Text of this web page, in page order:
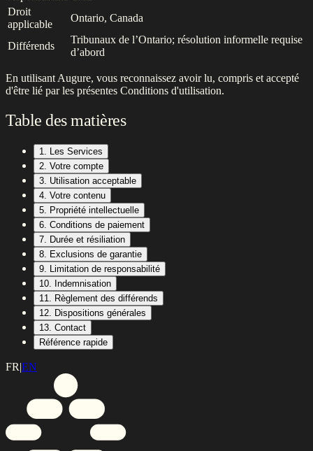
Droit
applicable
Ontario, Canada
Différends
Tribunaux de l’Ontario; résolution informelle requise
d’abord
En utilisant Augure, vous reconnaissez avoir lu, compris et accepté
d'être lié par les présentes Conditions d'utilisation.
Table des matières
1. Les Services
2. Votre compte
3. Utilisation acceptable
4. Votre contenu
5. Propriété intellectuelle
6. Conditions de paiement
7. Durée et résiliation
8. Exclusions de garantie
9. Limitation de responsabilité
10. Indemnisation
11. Règlement des différends
12. Dispositions générales
13. Contact
Référence rapide
FR|EN